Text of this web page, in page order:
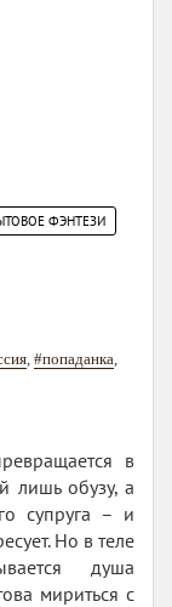
ФЭНТЕЗИ
, #попаданка,
в
лишь обузу, а
супруга – и
Но в теле
душа
мириться с